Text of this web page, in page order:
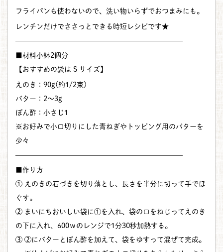
フライパンも使わないので、洗い物いらずでおつまみにも。
レンチンだけでささっとできる時短レシピです★
————————————————————————
■材料小鉢2個分
【おすすめの袋は S サイズ】
えのき：90g(約1/2束)
バター：2～3g
ぽん酢：小さじ1
※お好みで小口切りにした青ねぎやトッピング用のバターを
少々
————————————————————————
■作り方
① えのきの石づきを切り落とし、長さを半分に切って手でほ
ぐす。
② まいにちおいしい袋に①を入れ、袋の口をねじってえのき
の下に入れ、600ｗのレンジで1分30秒加熱する。
③ ②にバターとぽん酢を加えて、袋をゆすって混ぜて完成。